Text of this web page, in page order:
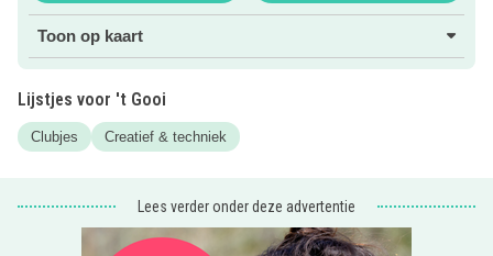
Toon op kaart
Lijstjes voor 't Gooi
Clubjes Creatief & techniek
Lees verder onder deze advertentie